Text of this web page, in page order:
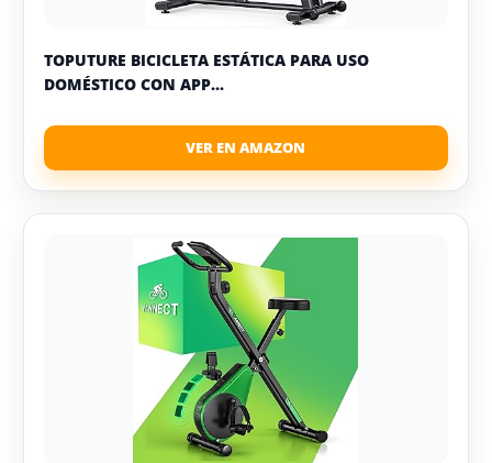
TOPUTURE BICICLETA ESTÁTICA PARA USO
DOMÉSTICO CON APP...